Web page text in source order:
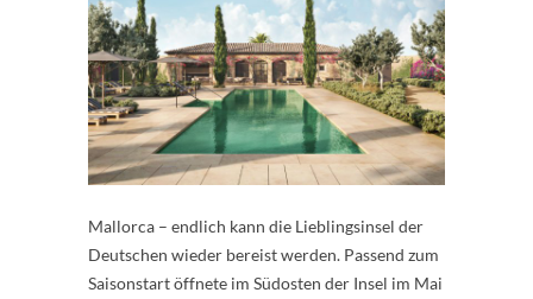
Mallorca – endlich kann die Lieblingsinsel der
Deutschen wieder bereist werden. Passend zum
Saisonstart öffnete im Südosten der Insel im Mai